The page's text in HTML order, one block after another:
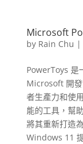
Microsoft
by Rain Chu |
PowerToys 是
Microsoft 開
者生產力和使
能的工具，幫
將其重新打造
Windows 11